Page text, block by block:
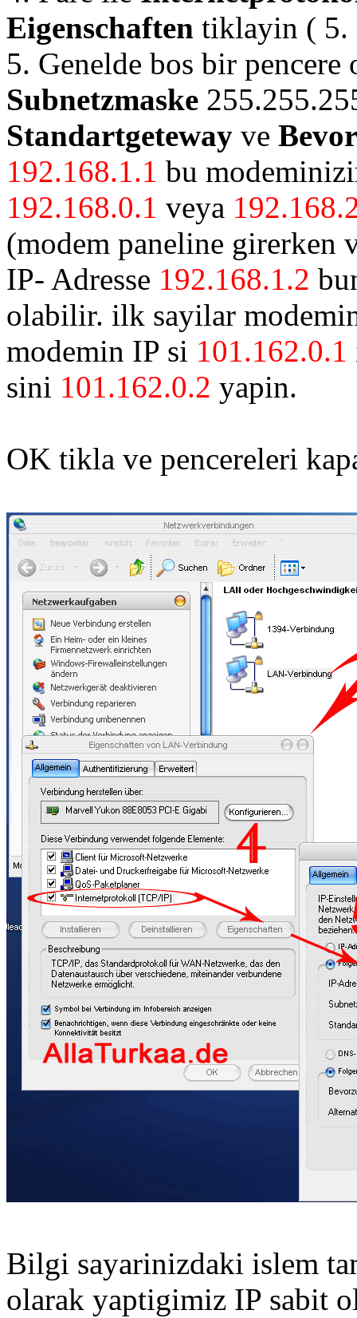
Eigenschaften tiklayin ( 5.
5. Genelde bos bir
Subnetzmaske
Standartgeteway ve
192.168.1.1 bu
192.168.0.1 veya
(modem paneline
IP- Adresse 192.168.1.2
olabilir. ilk sayilar
modemin IP si 101.162.0.1
sini 101.162.0.2 yapin.
OK tikla ve pencereleri
Bilgi sayarinizdaki islem
olarak yaptigimiz IP sabit